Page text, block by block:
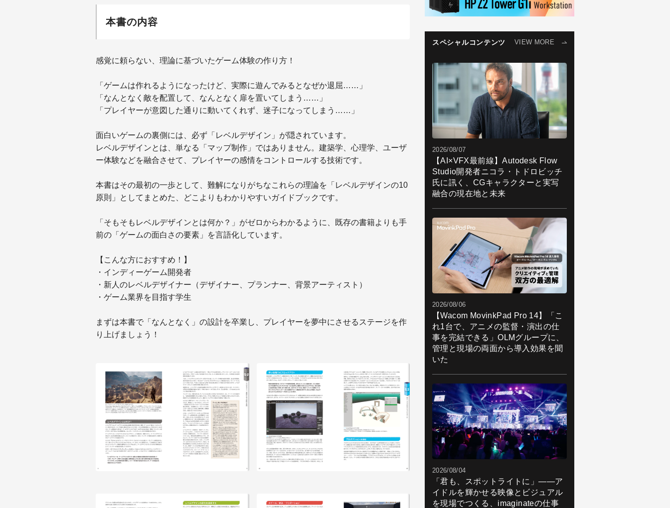
本書の内容
感覚に頼らない、理論に基づいたゲーム体験の作り方！
「ゲームは作れるようになったけど、実際に遊んでみるとなぜか退屈……」
「なんとなく敵を配置して、なんとなく扉を置いてしまう……」
「プレイヤーが意図した通りに動いてくれず、迷子になってしまう……」
面白いゲームの裏側には、必ず「レベルデザイン」が隠されています。
レベルデザインとは、単なる「マップ制作」ではありません。建築学、心理学、ユーザ
ー体験などを融合させて、プレイヤーの感情をコントロールする技術です。
本書はその最初の一歩として、難解になりがちなこれらの理論を「レベルデザインの10
原則」としてまとめた、どこよりもわかりやすいガイドブックです。
「そもそもレベルデザインとは何か？」がゼロからわかるように、既存の書籍よりも手
前の「ゲームの面白さの要素」を言語化しています。
【こんな方におすすめ！】
・インディーゲーム開発者
・新人のレベルデザイナー（デザイナー、プランナー、背景アーティスト）
・ゲーム業界を目指す学生
まずは本書で「なんとなく」の設計を卒業し、プレイヤーを夢中にさせるステージを作
り上げましょう！
スペシャルコンテンツ VIEW MORE
2026/08/07
【AI×VFX最前線】Autodesk Flow
Studio開発者ニコラ・トドロビッチ
氏に訊く、CGキャラクターと実写
融合の現在地と未来
2026/08/06
【Wacom MovinkPad Pro 14】「こ
れ1台で、アニメの監督・演出の仕
事を完結できる」OLMグループに、
管理と現場の両面から導入効果を聞
いた
2026/08/04
「君も、スポットライトに」――ア
イドルを輝かせる映像とビジュアル
を現場でつくる、imaginateの仕事